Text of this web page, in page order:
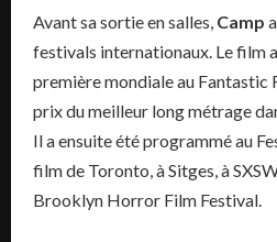
Avant sa sortie en salles, Camp
festivals internationaux. Le film
première mondiale au Fantastic
prix du meilleur long métrage
Il a ensuite été programmé au
film de Toronto, à Sitges, à
Brooklyn Horror Film Festival.